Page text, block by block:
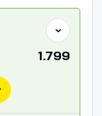
1.799